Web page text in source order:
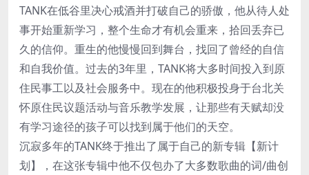
TANK在低谷里决心戒酒并打破自己的骄傲，他从待人处
事开始重新学习，整个生命才有机会重来，拾回丢弃已
久的信仰。重生的他慢慢回到舞台，找回了曾经的自信
和自我价值。过去的3年里，TANK将大多时间投入到原
住民事工以及社会服务中。现在的他积极投身于台北关
怀原住民议题活动与音乐教学发展，让那些有天赋却没
有学习途径的孩子可以找到属于他们的天空。
沉寂多年的TANK终于推出了属于自己的新专辑【新计
划】，在这张专辑中他不仅包办了大多数歌曲的词/曲创